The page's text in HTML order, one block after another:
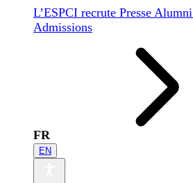
L’ESPCI recrute Presse Alumni
Admissions
FR
EN